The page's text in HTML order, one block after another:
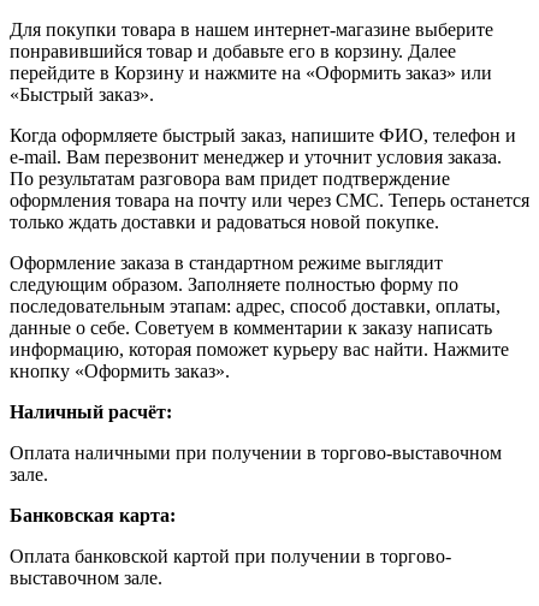
Для покупки товара в нашем интернет-магазине выберите
понравившийся товар и добавьте его в корзину. Далее
перейдите в Корзину и нажмите на «Оформить заказ» или
«Быстрый заказ».
Когда оформляете быстрый заказ, напишите ФИО, телефон и
e-mail. Вам перезвонит менеджер и уточнит условия заказа.
По результатам разговора вам придет подтверждение
оформления товара на почту или через СМС. Теперь останется
только ждать доставки и радоваться новой покупке.
Оформление заказа в стандартном режиме выглядит
следующим образом. Заполняете полностью форму по
последовательным этапам: адрес, способ доставки, оплаты,
данные о себе. Советуем в комментарии к заказу написать
информацию, которая поможет курьеру вас найти. Нажмите
кнопку «Оформить заказ».
Наличный расчёт:
Оплата наличными при получении в торгово-выставочном
зале.
Банковская карта:
Оплата банковской картой при получении в торгово-
выставочном зале.